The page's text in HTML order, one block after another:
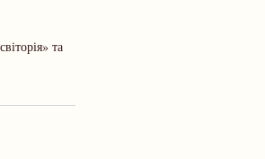
та